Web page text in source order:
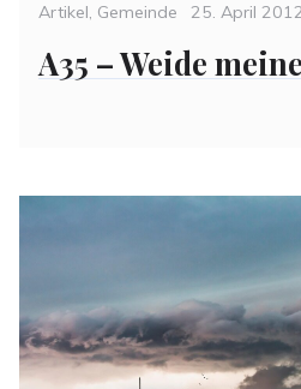
Categories
Artikel, Gemeinde
Posted
25. April
A35 – Weide